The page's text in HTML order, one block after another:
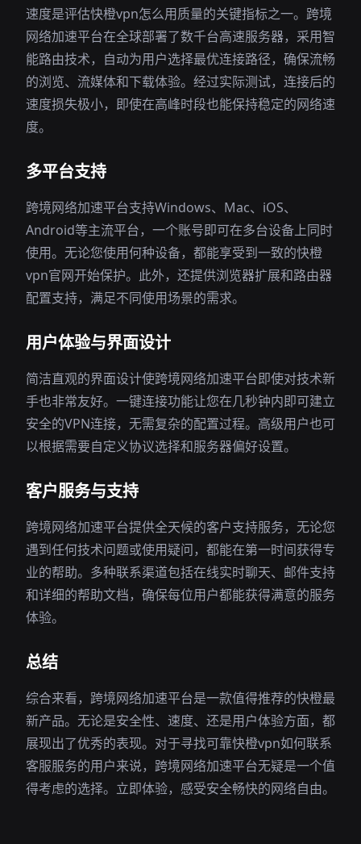
速度是评估快橙vpn怎么用质量的关键指标之一。跨境
网络加速平台在全球部署了数千台高速服务器，采用智
能路由技术，自动为用户选择最优连接路径，确保流畅
的浏览、流媒体和下载体验。经过实际测试，连接后的
速度损失极小，即使在高峰时段也能保持稳定的网络速
度。
多平台支持
跨境网络加速平台支持Windows、Mac、iOS、
Android等主流平台，一个账号即可在多台设备上同时
使用。无论您使用何种设备，都能享受到一致的快橙
vpn官网开始保护。此外，还提供浏览器扩展和路由器
配置支持，满足不同使用场景的需求。
用户体验与界面设计
简洁直观的界面设计使跨境网络加速平台即使对技术新
手也非常友好。一键连接功能让您在几秒钟内即可建立
安全的VPN连接，无需复杂的配置过程。高级用户也可
以根据需要自定义协议选择和服务器偏好设置。
客户服务与支持
跨境网络加速平台提供全天候的客户支持服务，无论您
遇到任何技术问题或使用疑问，都能在第一时间获得专
业的帮助。多种联系渠道包括在线实时聊天、邮件支持
和详细的帮助文档，确保每位用户都能获得满意的服务
体验。
总结
综合来看，跨境网络加速平台是一款值得推荐的快橙最
新产品。无论是安全性、速度、还是用户体验方面，都
展现出了优秀的表现。对于寻找可靠快橙vpn如何联系
客服服务的用户来说，跨境网络加速平台无疑是一个值
得考虑的选择。立即体验，感受安全畅快的网络自由。